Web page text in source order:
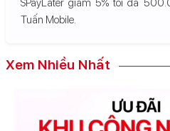
SPayLater giảm 5% tối đa
Tuấn Mobile.
Xem Nhiều Nhất